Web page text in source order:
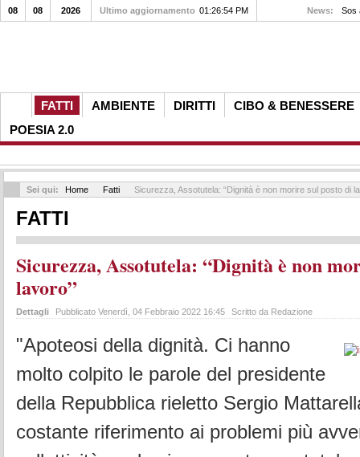
FATTI AMBIENTE DIRITTI
CIBO & BENESSERE
POESIA 2.0
08 08 2026 Ultimo aggiornamento 01:26:54 PM News: Sos
Sei qui: Home Fatti Sicurezza, Assotutela: “Dignità è non morire sul posto di
FATTI
Sicurezza, Assotutela: “Dignità è non
lavoro”
Dettagli Pubblicato Venerdì, 04 Febbraio 2022 16:45 Scritto da Redazione
"Apoteosi della dignità. Ci hanno
molto colpito le parole del presidente
della Repubblica rieletto Sergio
costante riferimento ai problemi più